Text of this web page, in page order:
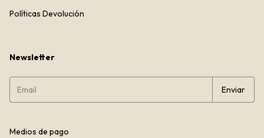
Políticas Devolución
Newsletter
Medios de pago